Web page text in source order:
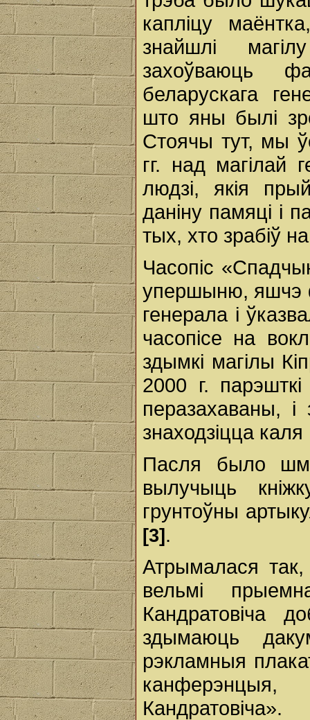
капліцу
знайшлі
захоўваюць
беларускага
што яны былі
Стоячы тут, мы
гг. над магілай
людзі, якія
даніну памяці і
тых, хто зрабіў
Часопіс
упершыню, яшчэ
генерала і
часопісе на
здымкі магілы
2000 г.
перазахаваны, і
знаходзіцца
Пасля было
вылучыць
грунтоўны
[3] .
Атрымалася
вельмі
Кандратовіча
здымаюць
рэкламныя
канферэнцыя,
Кандратовіча».